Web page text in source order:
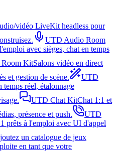
vidéo LiveKit headless pour
UTD Audio Room
avec sièges, chat en temps
KitSalons vidéo en direct
et gestion de scène.
UTD
temps réel, étalonnage
UTD Chat KitChat 1:1 et
présence et push.
UTD
prêts à l'emploi avec UI d'appel
un catalogue de jeux
en tant que votre